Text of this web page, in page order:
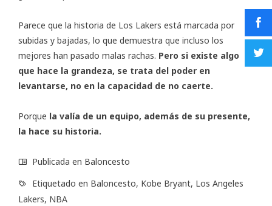
Parece que la historia de Los Lakers está marcada por
subidas y bajadas, lo que demuestra que incluso los
mejores han pasado malas rachas. Pero si existe algo
que hace la grandeza, se trata del poder en
levantarse, no en la capacidad de no caerte.
Porque la valía de un equipo, además de su presente,
la hace su historia.
Publicada en Baloncesto
Etiquetado en Baloncesto, Kobe Bryant, Los Angeles
Lakers, NBA